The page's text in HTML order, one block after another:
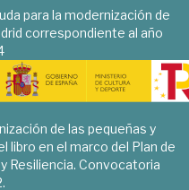
para la modernización de
correspondiente al año
de las pequeñas y
libro en el marco del Plan de
Resiliencia. Convocatoria